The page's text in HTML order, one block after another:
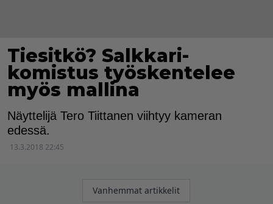
Tiesitkö? Salkkari-
komistus työskentelee
myös mallina
Näyttelijä Tero Tiittanen viihtyy kameran
edessä.
13.3.2018 22:45
Artikkelien
Vanhemmat artikkelit